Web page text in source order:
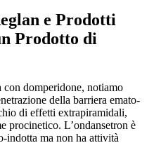
e Prodotti
Prodotto di
con domperidone, notiamo
della barriera emato-
di effetti extrapiramidali,
procinetico. L’ondansetron è
indotta ma non ha attività